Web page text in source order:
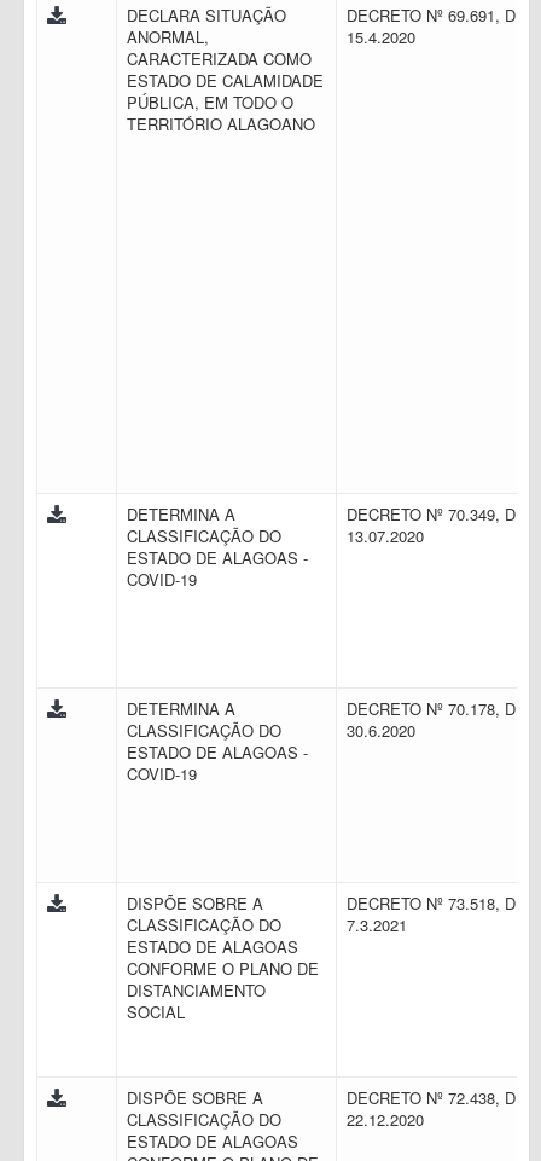
DECLARA SITUAÇÃO
ANORMAL,
CARACTERIZADA COMO
ESTADO DE CALAMIDADE
PÚBLICA, EM TODO O
TERRITÓRIO ALAGOANO
DECRETO Nº 69.691, DE
15.4.2020
DETERMINA A
CLASSIFICAÇÃO DO
ESTADO DE ALAGOAS -
COVID-19
DECRETO Nº 70.349, DE
13.07.2020
DETERMINA A
CLASSIFICAÇÃO DO
ESTADO DE ALAGOAS -
COVID-19
DECRETO Nº 70.178, DE
30.6.2020
DISPÕE SOBRE A
CLASSIFICAÇÃO DO
ESTADO DE ALAGOAS
CONFORME O PLANO DE
DISTANCIAMENTO
SOCIAL
DECRETO Nº 73.518, DE
7.3.2021
DISPÕE SOBRE A
CLASSIFICAÇÃO DO
ESTADO DE ALAGOAS
DECRETO Nº 72.438, DE
22.12.2020